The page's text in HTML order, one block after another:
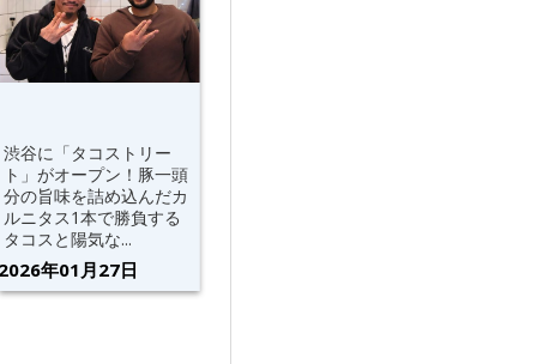
渋谷に「タコストリー
ト」がオープン！豚一頭
分の旨味を詰め込んだカ
ルニタス1本で勝負する
タコスと陽気な...
年01月27日